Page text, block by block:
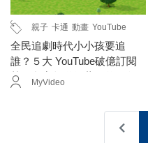
親子 卡通 動畫 YouTube
全民追劇時代小小孩要追
誰？５大 YouTube破億訂閱
熱門兒童頻道推薦給爸媽免
煩惱！
MyVideo